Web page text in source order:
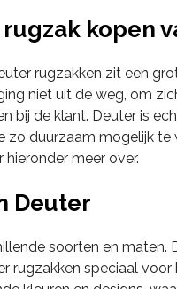
kopen
rugzakken zit een
niet uit de weg, om
bij de klant. Deuter is
zo duurzaam mogelijk
meer over.
Deuter
soorten en
rugzakken speciaal